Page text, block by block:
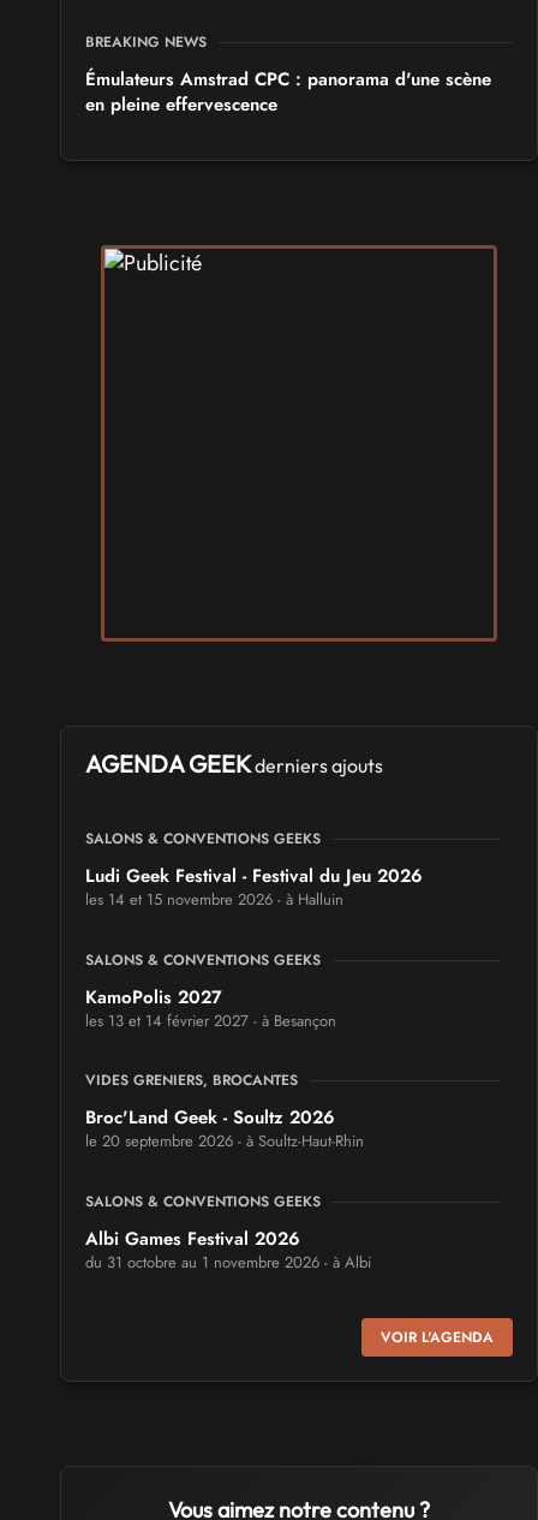
BREAKING NEWS
Émulateurs Amstrad CPC : panorama d'une scène
en pleine effervescence
AGENDA GEEKderniers ajouts
SALONS & CONVENTIONS GEEKS
Ludi Geek Festival - Festival du Jeu 2026
les 14 et 15 novembre 2026 - à Halluin
SALONS & CONVENTIONS GEEKS
KamoPolis 2027
les 13 et 14 février 2027 - à Besançon
VIDES GRENIERS, BROCANTES
Broc'Land Geek - Soultz 2026
le 20 septembre 2026 - à Soultz-Haut-Rhin
SALONS & CONVENTIONS GEEKS
Albi Games Festival 2026
du 31 octobre au 1 novembre 2026 - à Albi
Virtual Calais - salon du jeu vidéo et des loisirs
numériques 2026
SALONS & CONVENTIONS GEEKS
Trolls et Légendes 2027
VOIR L'AGENDA
Vous aimez notre contenu ?